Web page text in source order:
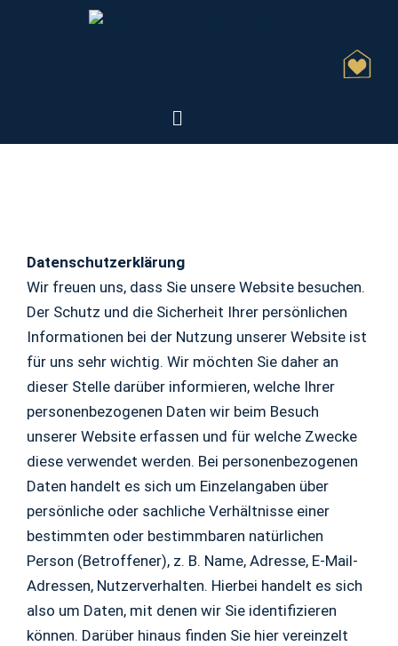
Datenschutzerklärung
Wir freuen uns, dass Sie unsere Website besuchen.
Der Schutz und die Sicherheit Ihrer persönlichen
Informationen bei der Nutzung unserer Website ist
für uns sehr wichtig. Wir möchten Sie daher an
dieser Stelle darüber informieren, welche Ihrer
personenbezogenen Daten wir beim Besuch
unserer Website erfassen und für welche Zwecke
diese verwendet werden. Bei personenbezogenen
Daten handelt es sich um Einzelangaben über
persönliche oder sachliche Verhältnisse einer
bestimmten oder bestimmbaren natürlichen
Person (Betroffener), z. B. Name, Adresse, E-Mail-
Adressen, Nutzerverhalten. Hierbei handelt es sich
also um Daten, mit denen wir Sie identifizieren
können. Darüber hinaus finden Sie hier vereinzelt